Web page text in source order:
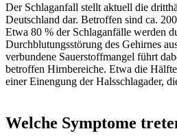
Der Schlaganfall stellt aktuell die
Deutschland dar. Betroffen sind ca.
Etwa 80 % der Schlaganfälle werden
Durchblutungsstörung des Gehirnes
verbundene Sauerstoffmangel führt
betroffen Hirnbereiche. Etwa die
einer Einengung der Halsschlagader,
Welche Symptome